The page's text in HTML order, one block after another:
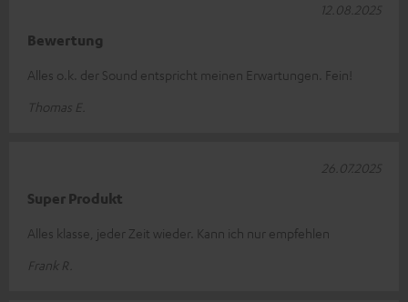
Bewertung
Alles o.k. der Sound entspricht meinen Erwartungen. Fein!
Thomas E.
12.08.2025
Super Produkt
Alles klasse, jeder Zeit wieder. Kann ich nur empfehlen
Frank R.
26.07.2025